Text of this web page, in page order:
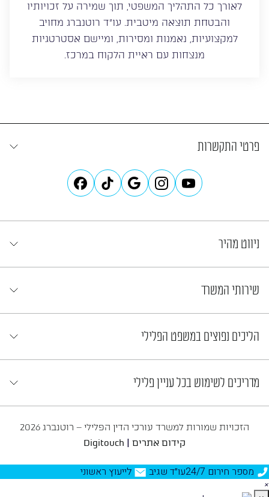
לאורך כל התהליך המשפטי, תוך שמירה על זכויותיו
והבטחת תוצאה מיטבית. עו”ד רוטנברג מחויב
למקצועיות, נאמנות ומסירות, ומיישם אסטרטגיות
מנצחות עם ראיית הלקוח במרכז.
פרטי התקשרות
ניווט מהיר
שירותי המשרד
הליכים נפוצים במשפט הפלילי
מדריכים לשימוש בכל עניין פלילי
הזכויות שמורות למשרד עורכי הדין הפלילי – רוטנברג 2026
קידום אתרים |
Digitouch
מספר חירום 24/7 עו״ד שגיב לייעוץ ראשוני
×